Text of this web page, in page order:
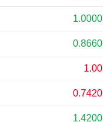
1.0000
0.8660
1.00
0.7420
1.4200